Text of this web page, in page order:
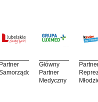
Partner
Główny
Partner
Medyczny